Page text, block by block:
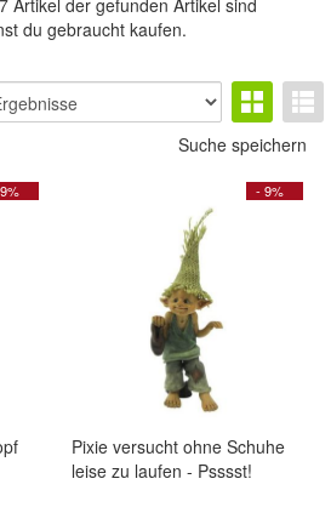
Artikel der gefunden Artikel sind
du gebraucht kaufen.
Suche speichern
- 9%
Pixie versucht ohne Schuhe
leise zu laufen - Psssst!